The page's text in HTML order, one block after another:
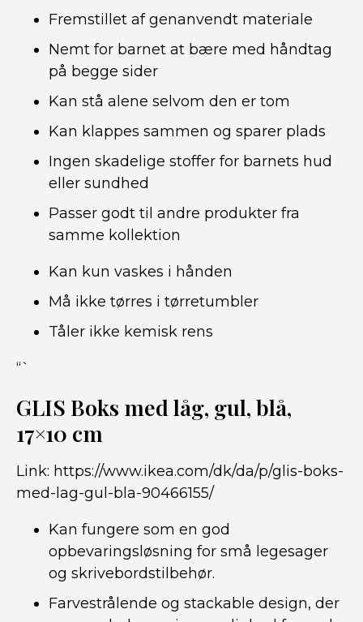
Fremstillet af genanvendt materiale
Nemt for barnet at bære med håndtag
på begge sider
Kan stå alene selvom den er tom
Kan klappes sammen og sparer plads
Ingen skadelige stoffer for barnets hud
eller sundhed
Passer godt til andre produkter fra
samme kollektion
Kan kun vaskes i hånden
Må ikke tørres i tørretumbler
Tåler ikke kemisk rens
“`
GLIS Boks med låg, gul, blå,
17×10 cm
Link: https://www.ikea.com/dk/da/p/glis-boks-
med-lag-gul-bla-90466155/
Kan fungere som en god
opbevaringsløsning for små legesager
og skrivebordstilbehør.
Farvestrålende og stackable design, der